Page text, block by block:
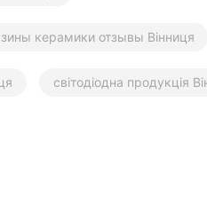
керамики отзывы Вінниця
світодіодна продукція